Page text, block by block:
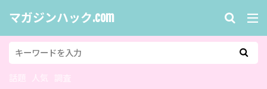
マガジンハック.com